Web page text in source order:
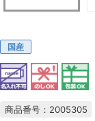
国産
商品番号：2005305